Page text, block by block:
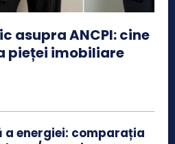
asupra ANCPI: cine
pieței imobiliare
a energiei: comparația